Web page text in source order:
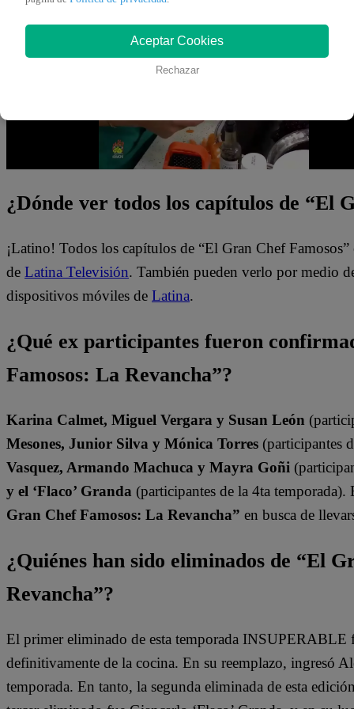
conseguirán?
¿Dónde ver todos los capítulos de “El
¡Latino! Todos los capítulos de “El Gran Chef
de Latina Televisión. También pueden verlo por medio
dispositivos móviles de Latina.
¿Qué ex participantes fueron
Famosos: La Revancha”?
Karina Calmet, Miguel Vergara y Susan León
Mesones, Junior Silva y Mónica Torres (participantes
Vasquez, Armando Machuca y Mayra Goñi
y el ‘Flaco’ Granda (participantes de la 4ta temporada).
Gran Chef Famosos: La Revancha” en busca de
¿Quiénes han sido eliminados de “El
Revancha”?
El primer eliminado de esta temporada INSUPERABLE
definitivamente de la cocina. En su reemplazo, ingresó
temporada. En tanto, la segunda eliminada de esta
Aceptar Cookies
Rechazar